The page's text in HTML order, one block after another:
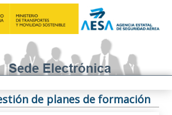
de planes de formación